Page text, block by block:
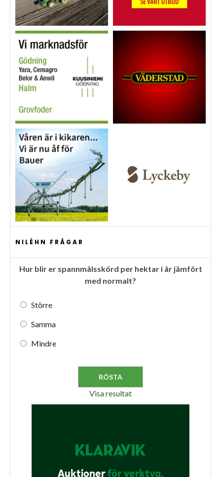
NILÉHN FRÅGAR
Hur blir er spannmålsskörd per hektar i år jämfört
med normalt?
Större
Samma
Mindre
Visa resultat